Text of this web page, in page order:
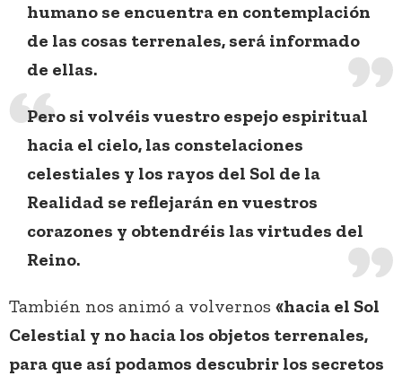
humano se encuentra en contemplación
de las cosas terrenales, será informado
de ellas.
Pero si volvéis vuestro espejo espiritual
hacia el cielo, las constelaciones
celestiales y los rayos del Sol de la
Realidad se reflejarán en vuestros
corazones y obtendréis las virtudes del
Reino.
También nos animó a volvernos «hacia el Sol
Celestial y no hacia los objetos terrenales,
para que así podamos descubrir los secretos